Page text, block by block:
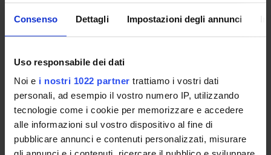
Consenso Dettagli Impostazioni degli annunci
Uso responsabile dei dati
Noi e i nostri 1022 partner trattiamo i vostri dati
personali, ad esempio il vostro numero IP, utilizzando
tecnologie come i cookie per memorizzare e accedere
alle informazioni sul vostro dispositivo al fine di
pubblicare annunci e contenuti personalizzati, misurare
Periodo
1°anno 1°semestre dal 1 ott 2013 al 20 dic 2013.
VICENZA
Seminari 0
Obiettivi formativi